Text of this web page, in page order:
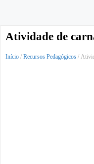
Atividade de
Início / Recursos Pedagógicos /